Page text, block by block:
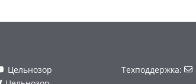
Цельнозор
Техподдержка: